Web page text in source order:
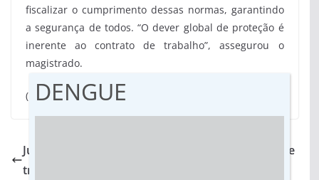
fiscalizar o cumprimento dessas normas, garantindo
a segurança de todos. “O dever global de proteção é
inerente ao contrato de trabalho”, assegurou o
magistrado.
(Fonte: Ascom TRT/MS)
Justiça do Trabalho de MS ajuda na reabilitação de
trabalhadores
DENGUE